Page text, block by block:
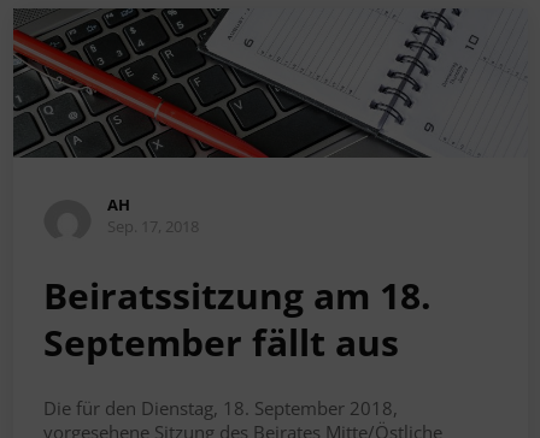
AH
Sep. 17, 2018
Beiratssitzung am 18.
September fällt aus
Die für den Dienstag, 18. September 2018,
vorgesehene Sitzung des Beirates Mitte/Östliche